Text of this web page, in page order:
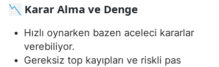
📉 Karar Alma ve Denge
Hızlı oynarken bazen aceleci kararlar
verebiliyor.
Gereksiz top kayıpları ve riskli pas